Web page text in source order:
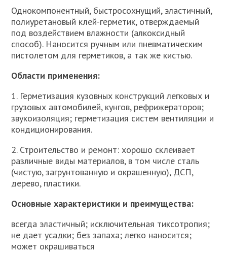
Однокомпонентный, быстросохнущий, эластичный,
полиуретановый клей-герметик, отверждаемый
под воздействием влажности (алкоксидный
способ). Наносится ручным или пневматическим
пистолетом для герметиков, а так же кистью.
Области применения:
1. Герметизация кузовных конструкций легковых и
грузовых автомобилей, кунгов, рефрижераторов;
звукоизоляция; герметизация систем вентиляции и
кондиционирования.
2. Строительство и ремонт: хорошо склеивает
различные виды материалов, в том числе сталь
(чистую, загрунтованную и окрашенную), ДСП,
дерево, пластики.
Основные характеристики и преимущества:
всегда эластичный; исключительная тиксотропия;
не дает усадки; без запаха; легко наносится;
может окрашиваться